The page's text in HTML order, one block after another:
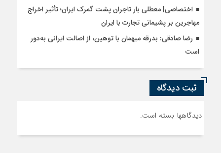
اختصاصی| معطلی بار تاجران پشت گمرک ایران؛ تأثیر اخراج
مهاجرین بر پشیمانی تجارت با ایران
رضا صادقی: بدرقه میهمان با توهین، از اصالت ایرانی به‌دور
است
ثبت دیدگاه
دیدگاهها بسته است.